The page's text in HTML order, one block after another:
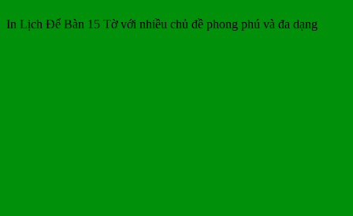
In Lịch Để Bàn 15 Tờ với nhiều chủ đề phong phú và đa dạng